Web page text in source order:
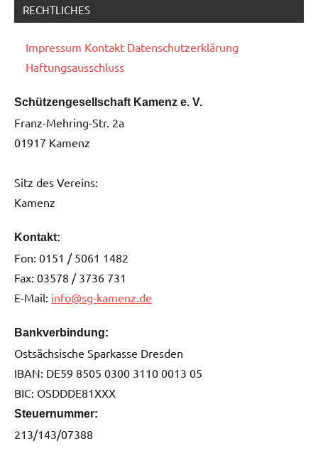
RECHTLICHES
Impressum Kontakt Datenschutzerklärung
Haftungsausschluss
Schützengesellschaft Kamenz e. V.
Franz-Mehring-Str. 2a
01917 Kamenz
Sitz des Vereins:
Kamenz
Kontakt:
Fon: 0151 / 5061 1482
Fax: 03578 / 3736 731
E-Mail: info@sg-kamenz.de
Bankverbindung:
Ostsächsische Sparkasse Dresden
IBAN: DE59 8505 0300 3110 0013 05
BIC: OSDDDE81XXX
Steuernummer:
213/143/07388